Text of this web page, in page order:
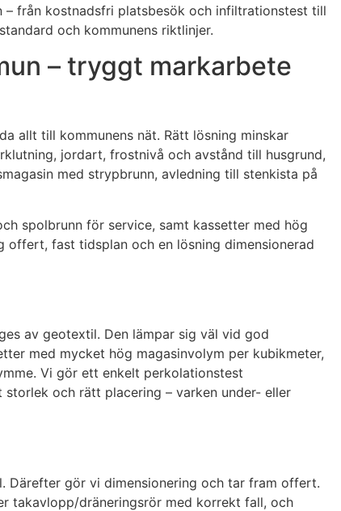
– från kostnadsfri platsbesök och infiltrationstest till
och kommunens riktlinjer.
– tryggt markarbete
allt till kommunens nät. Rätt lösning minskar
jordart, frostnivå och avstånd till husgrund,
med strypbrunn, avledning till stenkista på
spolbrunn för service, samt kassetter med hög
fast tidsplan och en lösning dimensionerad
av geotextil. Den lämpar sig väl vid god
med mycket hög magasinvolym per kubikmeter,
Vi gör ett enkelt perkolationstest
och rätt placering – varken under- eller
Därefter gör vi dimensionering och tar fram offert.
takavlopp/dräneringsrör med korrekt fall, och